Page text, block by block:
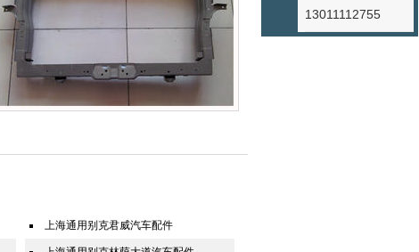
上海通用别克君威汽车配件
13011112755